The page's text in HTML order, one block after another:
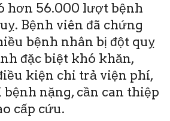
hơn 56.000 lượt bệnh
Bệnh viên đã chứng
bệnh nhân bị đột quỵ
đặc biệt khó khăn,
kiện chi trả viện phí,
nặng, cần can thiệp
cấp cứu.